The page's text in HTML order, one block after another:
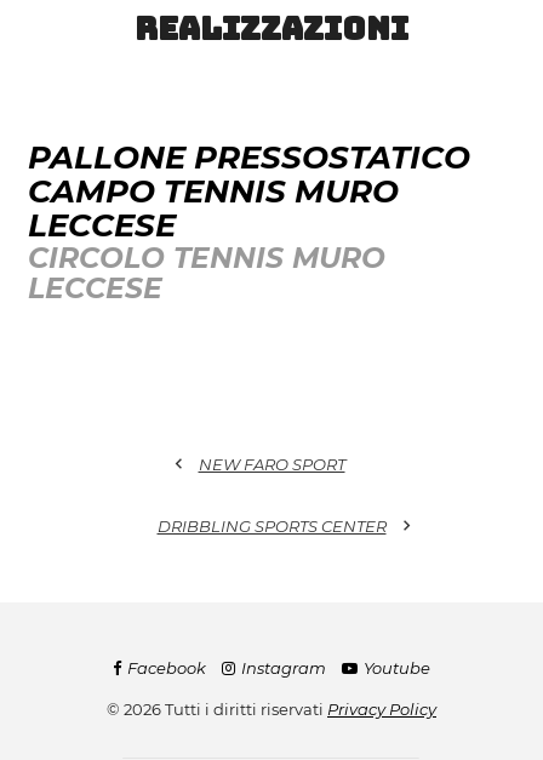
Realizzazioni
PALLONE PRESSOSTATICO
CAMPO TENNIS MURO
LECCESE
CIRCOLO TENNIS MURO
LECCESE
NEW FARO SPORT
chevron_left
DRIBBLING SPORTS CENTER chevron_right
Facebook Instagram Youtube
© 2026 Tutti i diritti riservati Privacy Policy